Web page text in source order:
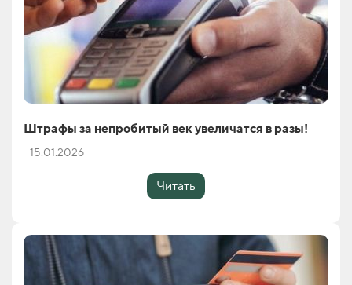
Штрафы за непробитый век увеличатся в разы!
15.01.2026
Читать